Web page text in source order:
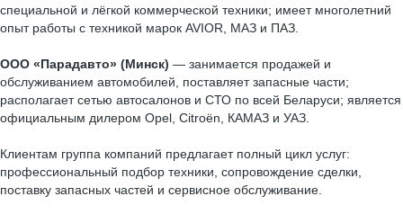
специальной и лёгкой коммерческой техники; имеет многолетний
опыт работы с техникой марок AVIOR, МАЗ и ПАЗ.
ООО «Парадавто» (Минск) — занимается продажей и
обслуживанием автомобилей, поставляет запасные части;
располагает сетью автосалонов и СТО по всей Беларуси; является
официальным дилером Opel, Citroën, КАМАЗ и УАЗ.
Клиентам группа компаний предлагает полный цикл услуг:
профессиональный подбор техники, сопровождение сделки,
поставку запасных частей и сервисное обслуживание.